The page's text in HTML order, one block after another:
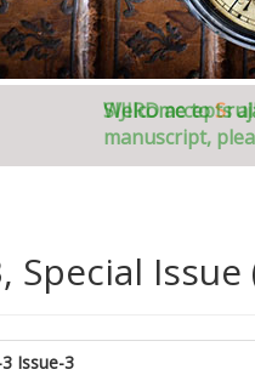
Welcome toS
Special Issue
Issue-3